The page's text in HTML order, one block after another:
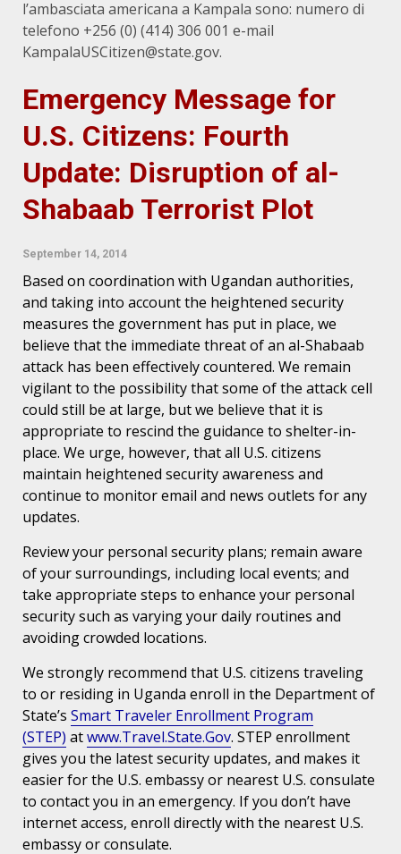
l’ambasciata americana a Kampala sono: numero di
telefono +256 (0) (414) 306 001 e-mail
KampalaUSCitizen@state.gov.
Emergency Message for
U.S. Citizens: Fourth
Update: Disruption of al-
Shabaab Terrorist Plot
September 14, 2014
Based on coordination with Ugandan authorities,
and taking into account the heightened security
measures the government has put in place, we
believe that the immediate threat of an al-Shabaab
attack has been effectively countered. We remain
vigilant to the possibility that some of the attack cell
could still be at large, but we believe that it is
appropriate to rescind the guidance to shelter-in-
place. We urge, however, that all U.S. citizens
maintain heightened security awareness and
continue to monitor email and news outlets for any
updates.
Review your personal security plans; remain aware
of your surroundings, including local events; and
take appropriate steps to enhance your personal
security such as varying your daily routines and
avoiding crowded locations.
We strongly recommend that U.S. citizens traveling
to or residing in Uganda enroll in the Department of
State’s Smart Traveler Enrollment Program
(STEP) atwww.Travel.State.Gov. STEP enrollment
gives you the latest security updates, and makes it
easier for the U.S. embassy or nearest U.S. consulate
to contact you in an emergency. If you don’t have
internet access, enroll directly with the nearest U.S.
embassy or consulate.